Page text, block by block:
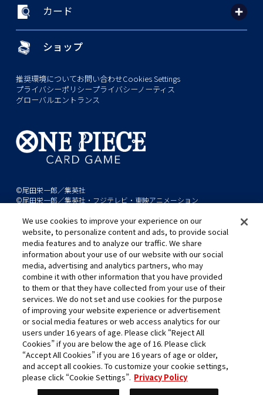
カード
ショップ
推奨環境についてお問い合わせCookies Settings
プライバシーポリシープライバシーノーティス
グローバルエントランス
©尾田栄一郎／集英社
©尾田栄一郎／集英社・フジテレビ・東映アニメーション
このwebサイトに記載されているすべての画像・テキスト・データの無
断転用、転載をお断りします。
開発中につき、本サイトで使用している画像と実際の商品とは異なる場
合があります。
※AppleとAppleのロゴは、米国およびその他の国で登録されたApple
Inc.の商標です。
※Google Play および Google Play ロゴは、Google LLC の商標です。
キャリア採用
We use cookies to improve your experience on our
website, to personalize content and ads, to provide social
media features and to analyze our traffic. We share
information about your use of our website with our social
media, advertising and analytics partners, who may
combine it with other information that you have provided
to them or that they have collected from your use of their
services. We do not set and use cookies for the purpose
of improving your website experience or advertisement
or social media features or web access analytics for our
users under 16 years of age. Please click “Reject All
Cookies” if you are below the age of 16. Please click
“Accept All Cookies” if you are 16 years of age or older,
and accept all cookies. To customize your cookie settings,
please click “Cookie Settings”. Privacy Policy